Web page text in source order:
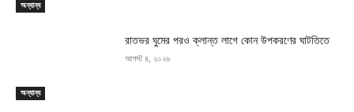
অন্যান্য
অন্যান্য
রাতভর ঘুমের পরও ক্লান্ত লাগে কোন উপকরণের ঘাটতিতে
আগস্ট ৪, ২০২৬